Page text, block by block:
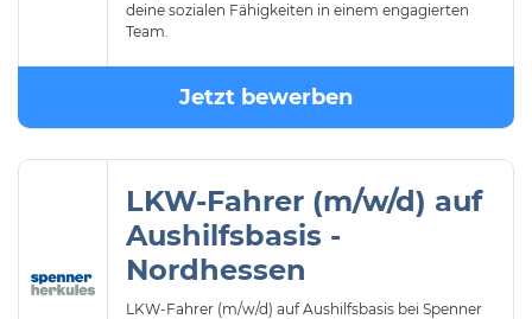
deine sozialen Fähigkeiten in einem engagierten
Team.
Jetzt bewerben
LKW-Fahrer (m/w/d) auf
Aushilfsbasis -
Nordhessen
LKW-Fahrer (m/w/d) auf Aushilfsbasis bei Spenner